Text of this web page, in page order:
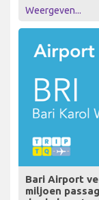
Weergeven...
Bari Airport
miljoen